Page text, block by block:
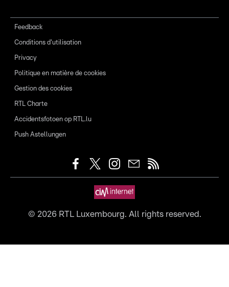
Feedback
Conditions d'utilisation
Privacy
Politique en matière de cookies
Gestion des cookies
RTL Charte
Accidentsfotoen op RTL.lu
Push Astellungen
© 2026RTL Luxembourg. All rights reserved.